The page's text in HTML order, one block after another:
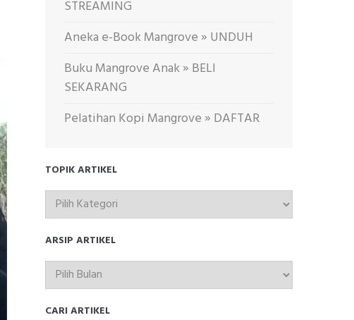
STREAMING
Aneka e-Book Mangrove » UNDUH
Buku Mangrove Anak » BELI
SEKARANG
Pelatihan Kopi Mangrove » DAFTAR
TOPIK ARTIKEL
TOPIK
ARTIKEL
ARSIP ARTIKEL
ARSIP
ARTIKEL
CARI ARTIKEL